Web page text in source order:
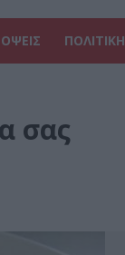
ΠΟΛΙΤΙΚΗ
σας